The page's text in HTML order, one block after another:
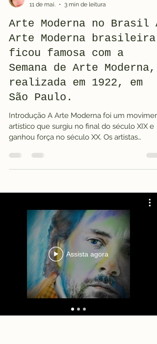
11 de mai.
3 min de leitura
Arte Moderna no Brasil A
Arte Moderna brasileira
ficou famosa com a
Semana de Arte Moderna,
realizada em 1922, em
São Paulo.
Introdução A Arte Moderna foi um
artístico que surgiu no final do século XIX e
ganhou força no século XX. Os artistas
das tradicionais, usando mais criatividade,
cores e sentimentos Tipos de Estilo Casual
dia. Esportivo Inspirado em roupas de
e conforto. Elegante Roupas mais
e formais. Streetwear Moda inspirada no
urbano e jovem. Estilistas e Marcas Famosa
Assista agora